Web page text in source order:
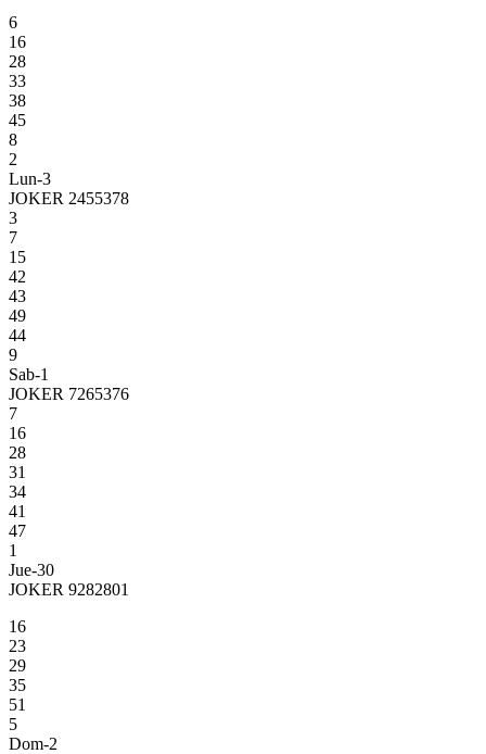
6
16
28
33
38
45
8
2
Lun-3
JOKER 2455378
3
7
15
42
43
49
44
9
Sab-1
JOKER 7265376
7
16
28
31
34
41
47
1
Jue-30
JOKER 9282801
16
23
29
35
51
5
Dom-2